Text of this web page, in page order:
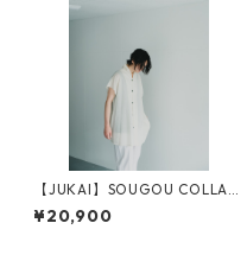
【JUKAI】SOUGOU COLLAR
SHIRTS（NON-SLEEVE）
¥20,900